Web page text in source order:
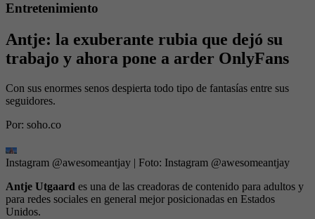
Entretenimiento
Antje: la exuberante rubia que dejó su
trabajo y ahora pone a arder OnlyFans
Con sus enormes senos despierta todo tipo de fantasías entre sus
seguidores.
Por: soho.co
Instagram @awesomeantjay | Foto: Instagram @awesomeantjay
Antje Utgaard es una de las creadoras de contenido para adultos y
para redes sociales en general mejor posicionadas en Estados
Unidos.